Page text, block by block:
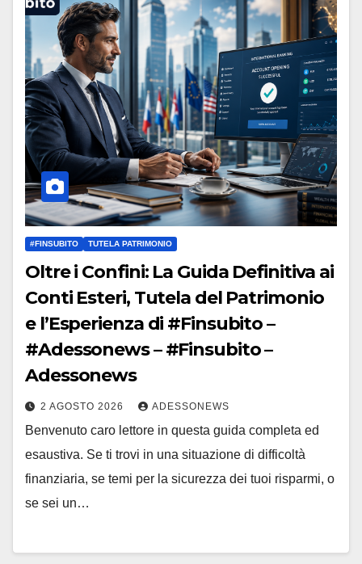
#FINSUBITO TUTELA PATRIMONIO
Oltre i Confini: La Guida Definitiva ai
Conti Esteri, Tutela del Patrimonio
e l’Esperienza di #Finsubito –
#Adessonews – #Finsubito –
Adessonews
2 AGOSTO 2026 ADESSONEWS
Benvenuto caro lettore in questa guida completa ed
esaustiva. Se ti trovi in una situazione di difficoltà
finanziaria, se temi per la sicurezza dei tuoi risparmi, o
se sei un…